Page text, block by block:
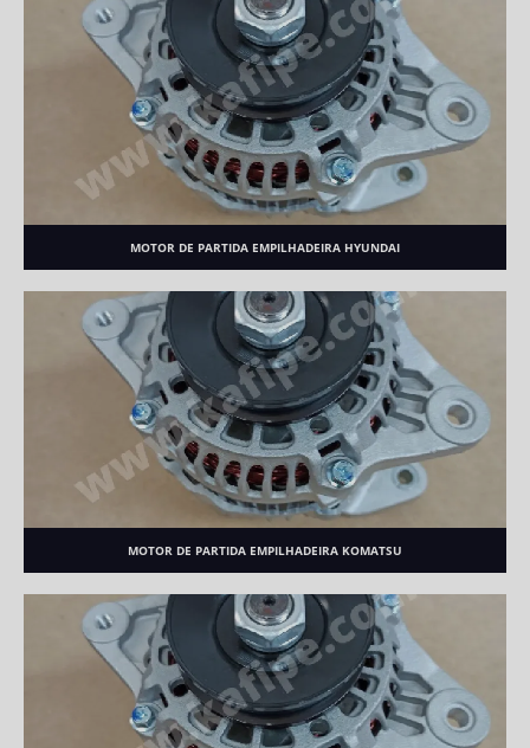
MOTOR DE PARTIDA EMPILHADEIRA HYUNDAI
MOTOR DE PARTIDA EMPILHADEIRA KOMATSU